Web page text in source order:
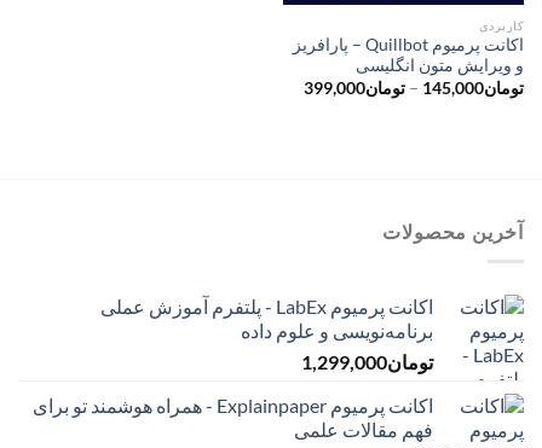
کاربردی
اکانت پرمیوم Quillbot – پارافریز
و ویرایش متون انگلیسی
تومان145,000
– تومان399,000محدوده
آخرین محصولات
اکانت پرمیوم LabEx - پلتفرم آموزش عملی
برنامه‌نویسی و علوم داده
تومان1,299,000
اکانت پرمیوم Explainpaper - همراه هوشمند تو برای
فهم مقالات علمی